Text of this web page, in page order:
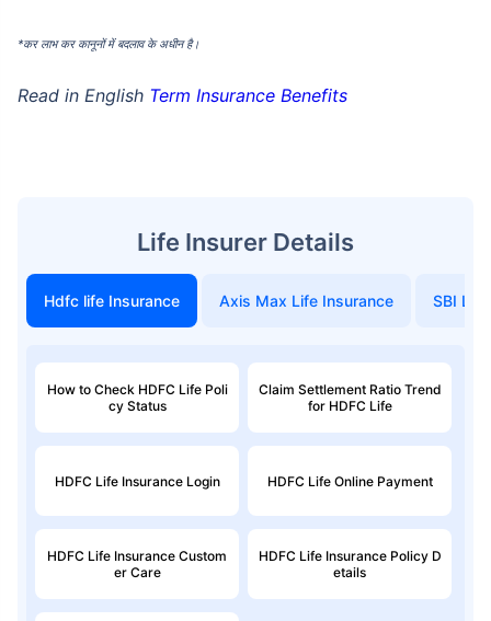
*कर लाभ कर कानूनों में बदलाव के अधीन है।
Read in English Term Insurance Benefits
Life Insurer Details
Hdfc life Insurance Axis Max Life Insurance SBI
How to Check HDFC Life Poli
cy Status
Claim Settlement Ratio Trend
for HDFC Life
HDFC Life Insurance Login HDFC Life Online Payment
HDFC Life Insurance Custom
er Care
HDFC Life Insurance Policy D
etails